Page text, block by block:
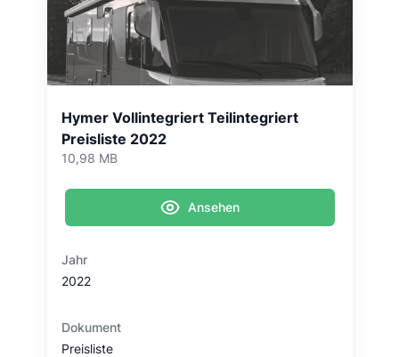
Hymer Vollintegriert Teilintegriert
Preisliste 2022
10,98 MB
Ansehen
Jahr
2022
Dokument
Preisliste